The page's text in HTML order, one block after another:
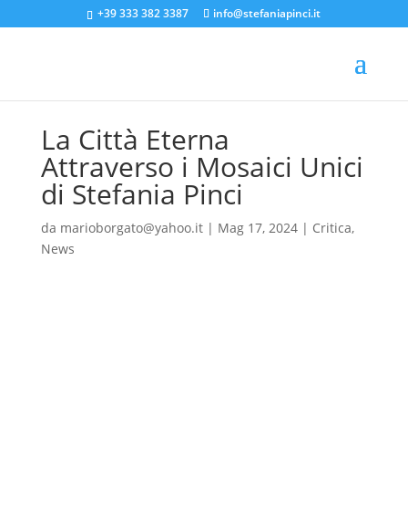
+39 333 382 3387 info@stefaniapinci.it
La Città Eterna
Attraverso i Mosaici Unici
di Stefania Pinci
da marioborgato@yahoo.it| Mag 17, 2024| Critica,
News